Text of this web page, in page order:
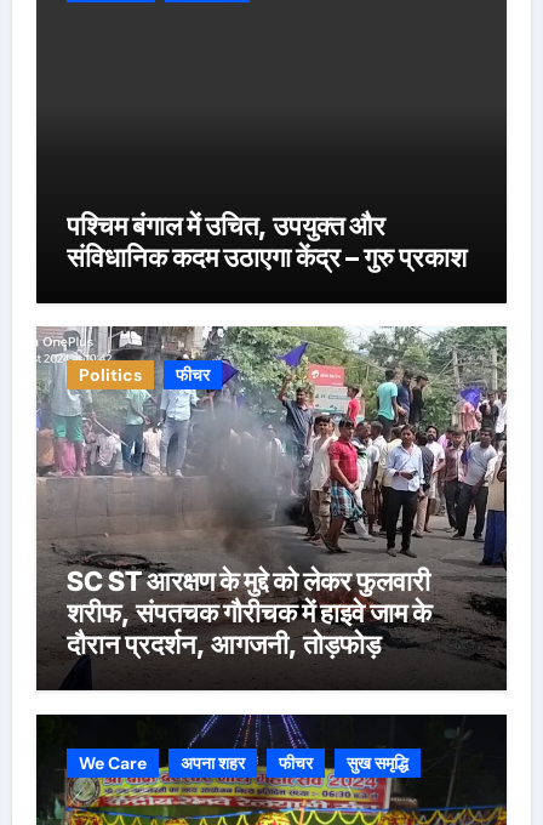
पश्चिम बंगाल में उचित, उपयुक्त और
संविधानिक कदम उठाएगा केंद्र – गुरु प्रकाश
Politics फीचर
SC ST आरक्षण के मुद्दे को लेकर फुलवारी
शरीफ, संपतचक गौरीचक में हाइवे जाम के
दौरान प्रदर्शन, आगजनी, तोड़फोड़
We Care अपना शहर फीचर सुख समृद्धि